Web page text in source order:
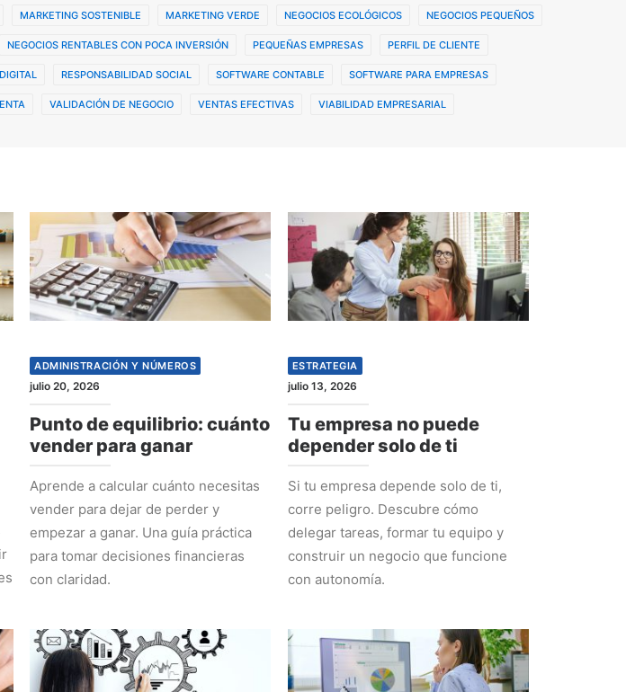
MARKETING SOSTENIBLE MARKETING VERDE NEGOCIOS ECOLÓGICOS NEGOCIOS PEQUEÑOS
NEGOCIOS RENTABLES CON POCA INVERSIÓN PEQUEÑAS EMPRESAS PERFIL DE CLIENTE
RESPONSABILIDAD SOCIAL SOFTWARE CONTABLE SOFTWARE PARA EMPRESAS
VALIDACIÓN DE NEGOCIO VENTAS EFECTIVAS VIABILIDAD EMPRESARIAL
ADMINISTRACIÓN Y NÚMEROS
julio 20, 2026
Punto de equilibrio: cuánto
vender para ganar
Aprende a calcular cuánto necesitas
vender para dejar de perder y
empezar a ganar. Una guía práctica
para tomar decisiones financieras
con claridad.
ESTRATEGIA
julio 13, 2026
Tu empresa no puede
depender solo de ti
Si tu empresa depende solo de ti,
corre peligro. Descubre cómo
delegar tareas, formar tu equipo y
construir un negocio que funcione
con autonomía.